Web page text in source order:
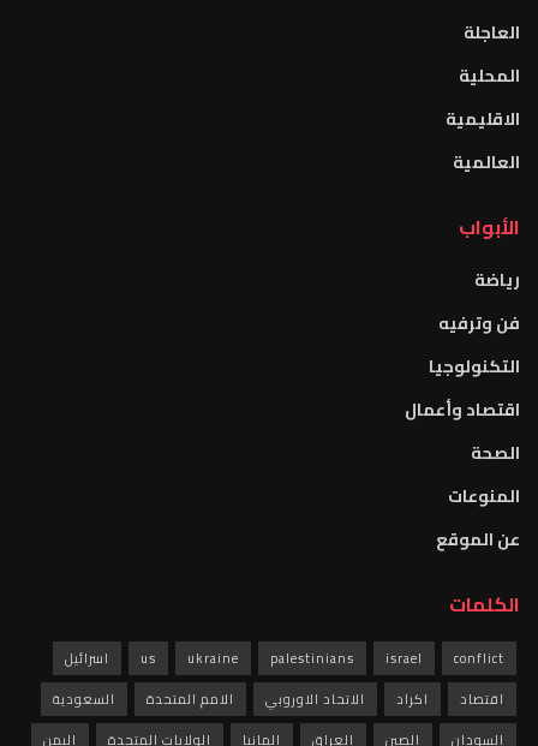
العاجلة
المحلية
الاقليمية
العالمية
الأبواب
رياضة
فن وترفيه
التكنولوجيا
اقتصاد وأعمال
الصحة
المنوعات
عن الموقع
الكلمات
conflict
israel
palestinians
ukraine
us
اسرائيل
اقتصاد
اكراد الاتحاد الاوروبي الامم المتحدة
السعودية
السودان
الصين العراق المانيا الولايات المتحدة اليمن